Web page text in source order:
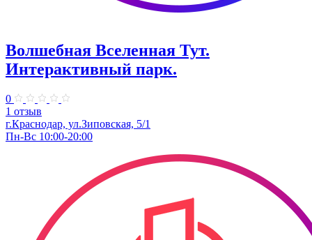
Волшебная Вселенная Тут.
Интерактивный парк.
0
1 отзыв
г.Краснодар, ул.Зиповская, 5/1
Пн-Вс 10:00-20:00